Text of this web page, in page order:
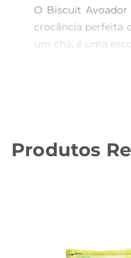
O Biscuit Avoador
crocância perfeita
um chá, é uma
Informações
Produtos